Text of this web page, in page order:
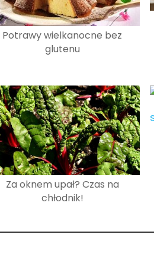
Potrawy wielkanocne bez
glutenu
Za oknem upał? Czas na
chłodnik!